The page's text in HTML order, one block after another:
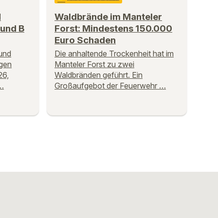
B
Waldbrände im Manteler
Forst: Mindestens 150.000
Euro Schaden
Die anhaltende Trockenheit hat im
Manteler Forst zu zwei
Waldbränden geführt. Ein
Großaufgebot der Feuerwehr …